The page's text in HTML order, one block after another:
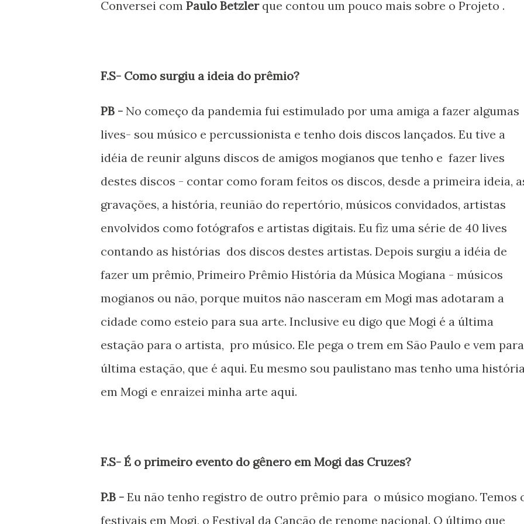
Conversei com Paulo Betzler que contou um pouco mais sobre o Projeto .
F.S- Como surgiu a ideia do prêmio?
PB - No começo da pandemia fui estimulado por uma amiga a fazer algumas
lives- sou músico e percussionista e tenho dois discos lançados. Eu tive a
idéia de reunir alguns discos de amigos mogianos que tenho e fazer lives
destes discos - contar como foram feitos os discos, desde a primeira ideia,
gravações, a história, reunião do repertório, músicos convidados, artistas
envolvidos como fotógrafos e artistas digitais. Eu fiz uma série de 40 lives
contando as histórias dos discos destes artistas. Depois surgiu a idéia de
fazer um prêmio, Primeiro Prêmio História da Música Mogiana - músicos
mogianos ou não, porque muitos não nasceram em Mogi mas adotaram a
cidade como esteio para sua arte. Inclusive eu digo que Mogi é a última
estação para o artista, pro músico. Ele pega o trem em São Paulo e vem
última estação, que é aqui. Eu mesmo sou paulistano mas tenho uma
em Mogi e enraizei minha arte aqui.
F.S- É o primeiro evento do gênero em Mogi das Cruzes?
P.B - Eu não tenho registro de outro prêmio para o músico mogiano. Temos
festivais em Mogi, o Festival da Canção de renome nacional. O último que